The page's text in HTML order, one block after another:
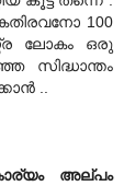
കതിരവനോ 100
ലോകം ഒരു
സിദ്ധാന്തം
..
അല്പം